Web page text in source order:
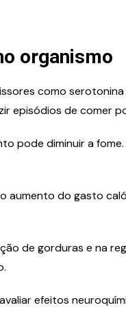
organismo
como
episódios de comer
pode diminuir a
aumento do gasto
de gorduras e na
efeitos
em 2011 tem
em 2026? Veja